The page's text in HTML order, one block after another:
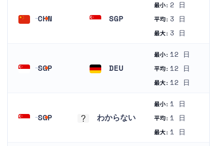
CHN SGP
最小: 2 日
平均: 3 日
最大: 3 日
SGP DEU
最小: 12 日
平均: 12 日
最大: 12 日
SGP わからない
最小: 1 日
平均: 1 日
最大: 1 日